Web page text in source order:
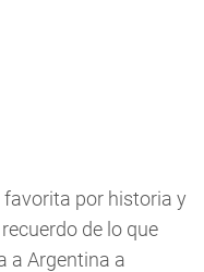
favorita por historia y
de lo que
a Argentina a